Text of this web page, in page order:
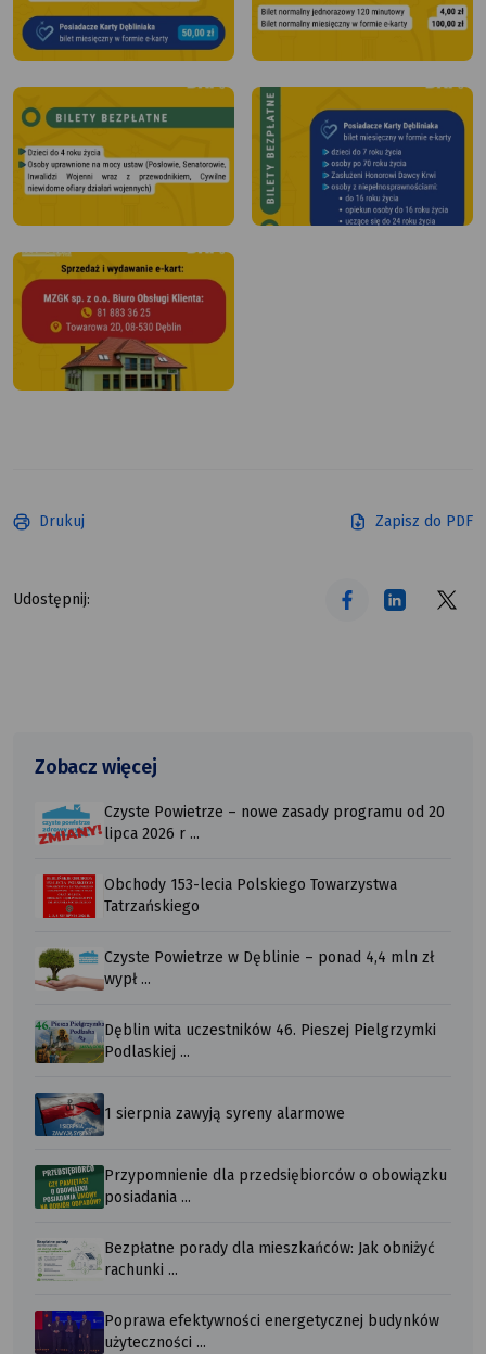
Drukuj Zapisz do PDF
Udostępnij:
Zobacz więcej
Czyste Powietrze – nowe zasady programu od 20
lipca 2026 r ...
Obchody 153-lecia Polskiego Towarzystwa
Tatrzańskiego
Czyste Powietrze w Dęblinie – ponad 4,4 mln zł
wypł ...
Dęblin wita uczestników 46. Pieszej Pielgrzymki
Podlaskiej ...
1 sierpnia zawyją syreny alarmowe
Przypomnienie dla przedsiębiorców o obowiązku
posiadania ...
Bezpłatne porady dla mieszkańców: Jak obniżyć
rachunki ...
Poprawa efektywności energetycznej budynków
użyteczności ...